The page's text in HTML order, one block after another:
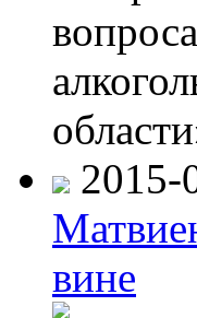
2015-
вине